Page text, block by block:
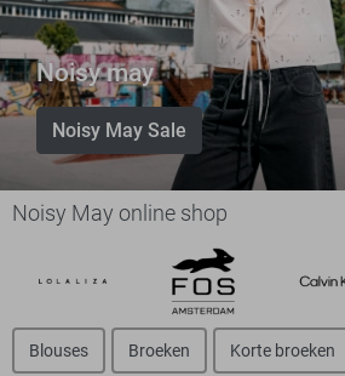
Noisy may
Noisy May Sale
Noisy May online shop
Blouses Broeken Korte broeken